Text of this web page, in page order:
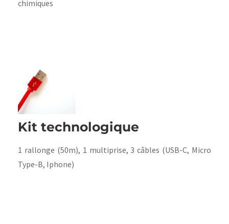
chimiques
Kit technologique
1 rallonge (50m), 1 multiprise, 3 câbles (USB-C, Micro
Type-B, Iphone)